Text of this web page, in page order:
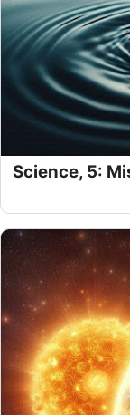
Oleh:Amnan Faza
Science, 5: